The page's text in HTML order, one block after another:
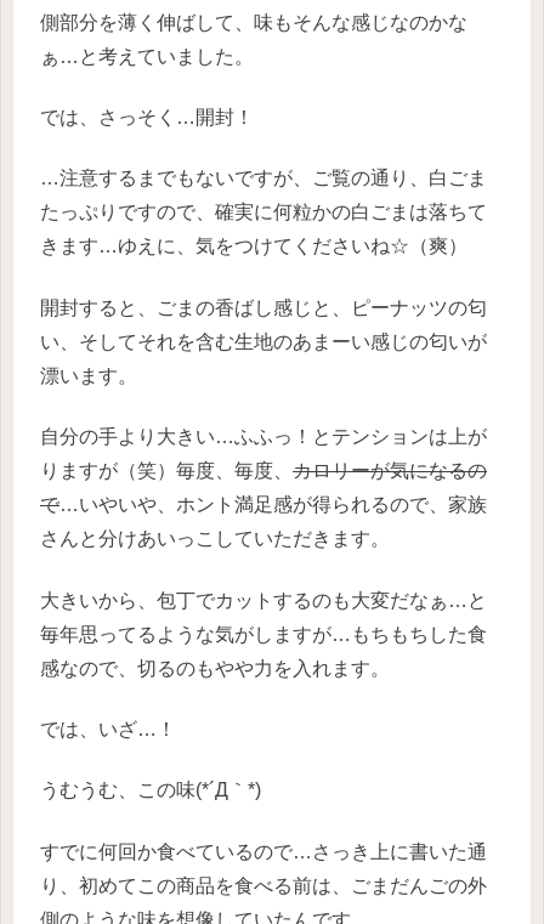
側部分を薄く伸ばして、味もそんな感じなのかな
ぁ…と考えていました。
では、さっそく…開封！
…注意するまでもないですが、ご覧の通り、白ごま
たっぷりですので、確実に何粒かの白ごまは落ちて
きます…ゆえに、気をつけてくださいね☆（爽）
開封すると、ごまの香ばし感じと、ピーナッツの匂
い、そしてそれを含む生地のあまーい感じの匂いが
漂います。
自分の手より大きい…ふふっ！とテンションは上が
りますが（笑）毎度、毎度、 カロリーが気になるの
で…いやいや、ホント満足感が得られるので、家族
さんと分けあいっこしていただきます。
大きいから、包丁でカットするのも大変だなぁ…と
毎年思ってるような気がしますが…もちもちした食
感なので、切るのもやや力を入れます。
では、いざ…！
うむうむ、この味(*´Д｀*)
すでに何回か食べているので…さっき上に書いた通
り、初めてこの商品を食べる前は、ごまだんごの外
側のような味を想像していたんです。